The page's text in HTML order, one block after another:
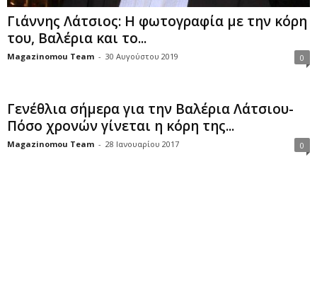
Γιάννης Λάτσιος: Η φωτογραφία με την κόρη
του, Βαλέρια και το...
Magazinomou Team - 30 Αυγούστου 2019 0
Γενέθλια σήμερα για την Βαλέρια Λάτσιου-
Πόσο χρονών γίνεται η κόρη της...
Magazinomou Team - 28 Ιανουαρίου 2017 0